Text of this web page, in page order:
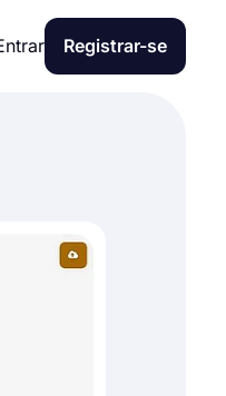
Registrar-se